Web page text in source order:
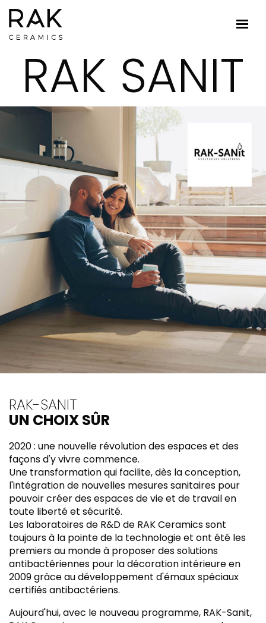
RAK SANIT
RAK-SANIT
UN CHOIX SÛR
2020 : une nouvelle révolution des espaces et des
façons d'y vivre commence.
Une transformation qui facilite, dès la conception,
l'intégration de nouvelles mesures sanitaires pour
pouvoir créer des espaces de vie et de travail en
toute liberté et sécurité.
Les laboratoires de R&D de RAK Ceramics sont
toujours à la pointe de la technologie et ont été les
premiers au monde à proposer des solutions
antibactériennes pour la décoration intérieure en
2009 grâce au développement d'émaux spéciaux
certifiés antibactériens.
Aujourd'hui, avec le nouveau programme, RAK-Sanit,